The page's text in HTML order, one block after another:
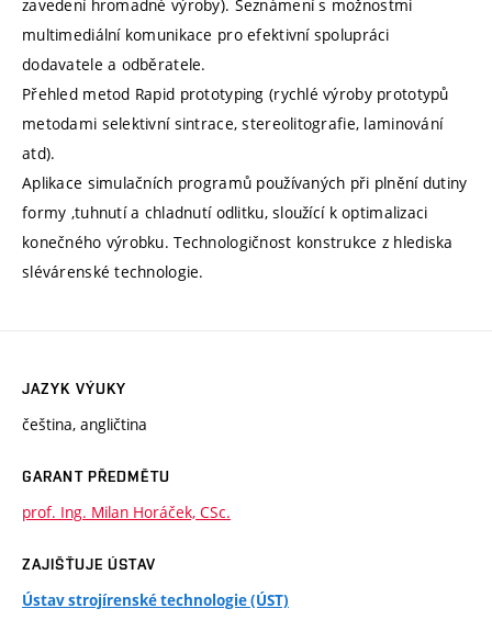
zavedení hromadné výroby). Seznámení s možnostmi
multimediální komunikace pro efektivní spolupráci
dodavatele a odběratele.
Přehled metod Rapid prototyping (rychlé výroby prototypů
metodami selektivní sintrace, stereolitografie, laminování
atd).
Aplikace simulačních programů používaných při plnění dutiny
formy ,tuhnutí a chladnutí odlitku, sloužící k optimalizaci
konečného výrobku. Technologičnost konstrukce z hlediska
slévárenské technologie.
JAZYK VÝUKY
čeština, angličtina
GARANT PŘEDMĚTU
prof. Ing. Milan Horáček, CSc.
ZAJIŠŤUJE ÚSTAV
Ústav strojírenské technologie (ÚST)